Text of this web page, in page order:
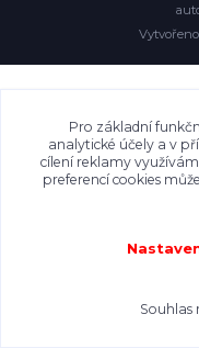
Pro základní
analytické účely a v
cílení reklamy
preferencí cookies
Souhlas